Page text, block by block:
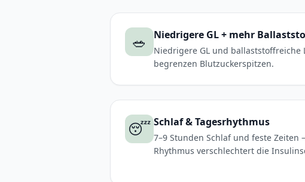
🥗 Niedrigere GL + mehr
Niedrigere GL und ballaststoffreiche
begrenzen Blutzuckerspitzen.
😴 Schlaf & Tagesrhythmus
7–9 Stunden Schlaf und feste
Rhythmus verschlechtert die